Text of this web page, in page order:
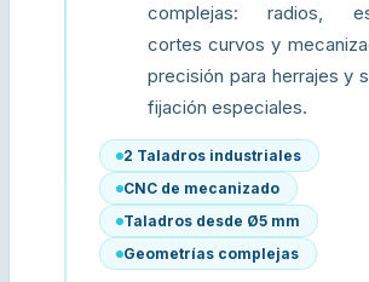
complejas: radios,
cortes curvos y
precisión para herrajes y
fijación especiales.
2 Taladros industriales
CNC de mecanizado
Taladros desde Ø5 mm
Geometrías complejas